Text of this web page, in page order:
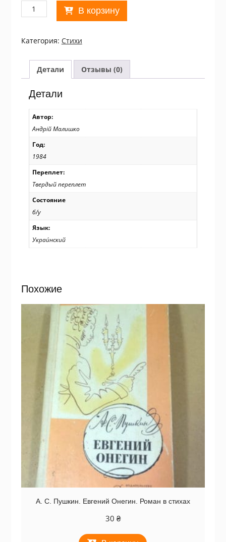
Количество
товара
Малишко.
Вибране
ШБ
В корзину
Категория: Стихи
Детали Отзывы (0)
Детали
Автор:
Андрій Малишко
Год:
1984
Переплет:
Твердый переплет
Состояние
б/у
Язык:
Украи́нский
Похожие
А. С. Пушкин. Евгений Онегин. Роман в стихах
30 ₴